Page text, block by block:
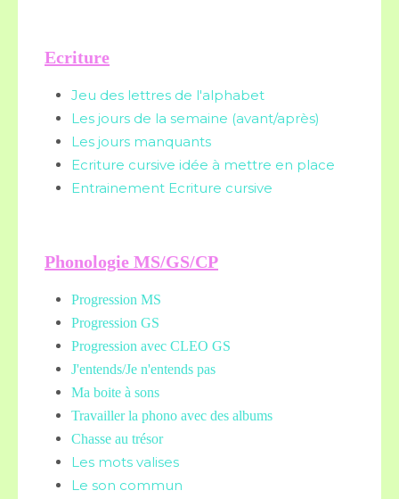
Ecriture
Jeu des lettres de l'alphabet
Les jours de la semaine (avant/après)
Les jours manquants
Ecriture cursive idée à mettre en place
Entrainement Ecriture cursive
Phonologie MS/GS/CP
Progression MS
Progression GS
Progression avec CLEO GS
J'entends/Je n'entends pas
Ma boite à sons
Travailler la phono avec des albums
Chasse au trésor
Les mots valises
Le son commun